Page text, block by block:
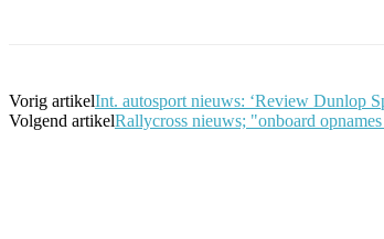
Vorig artikelInt. autosport nieuws: ‘Review Dunlop
Volgend artikelRallycross nieuws; "onboard